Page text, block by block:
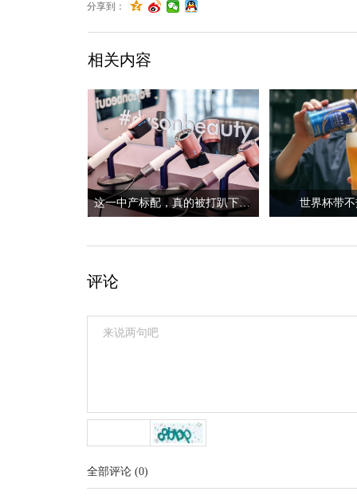
评论
全部评论 (0)
相关内容
这一中产标配，真的被打趴下了？ 世界杯带
分享到：